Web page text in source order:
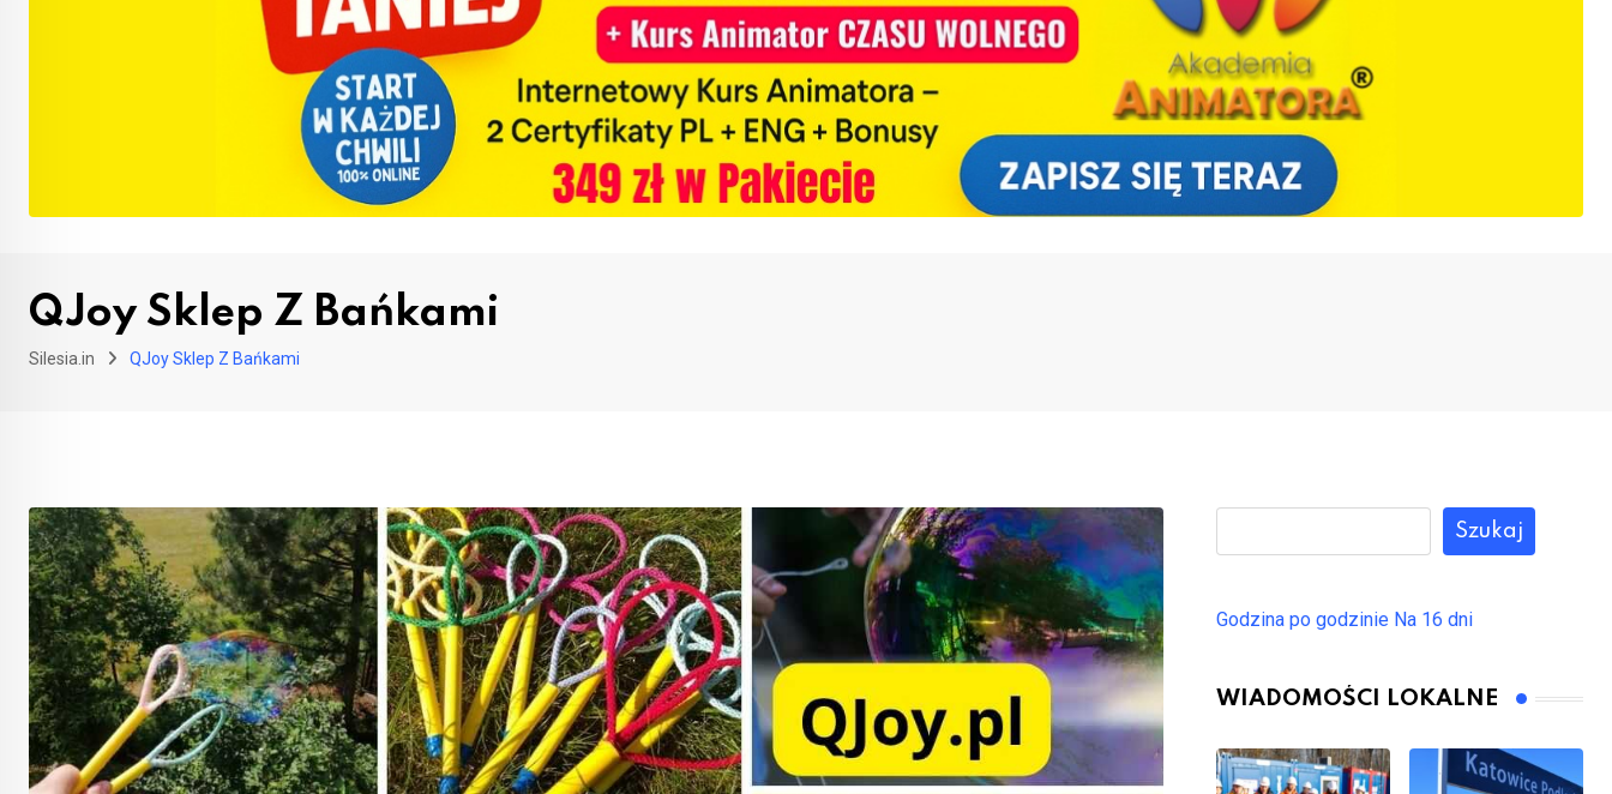
QJoy Sklep Z Bańkami
Silesia.in QJoy Sklep Z Bańkami
Szukaj
Godzina po godzinie Na 16 dni
WIADOMOŚCI LOKALNE